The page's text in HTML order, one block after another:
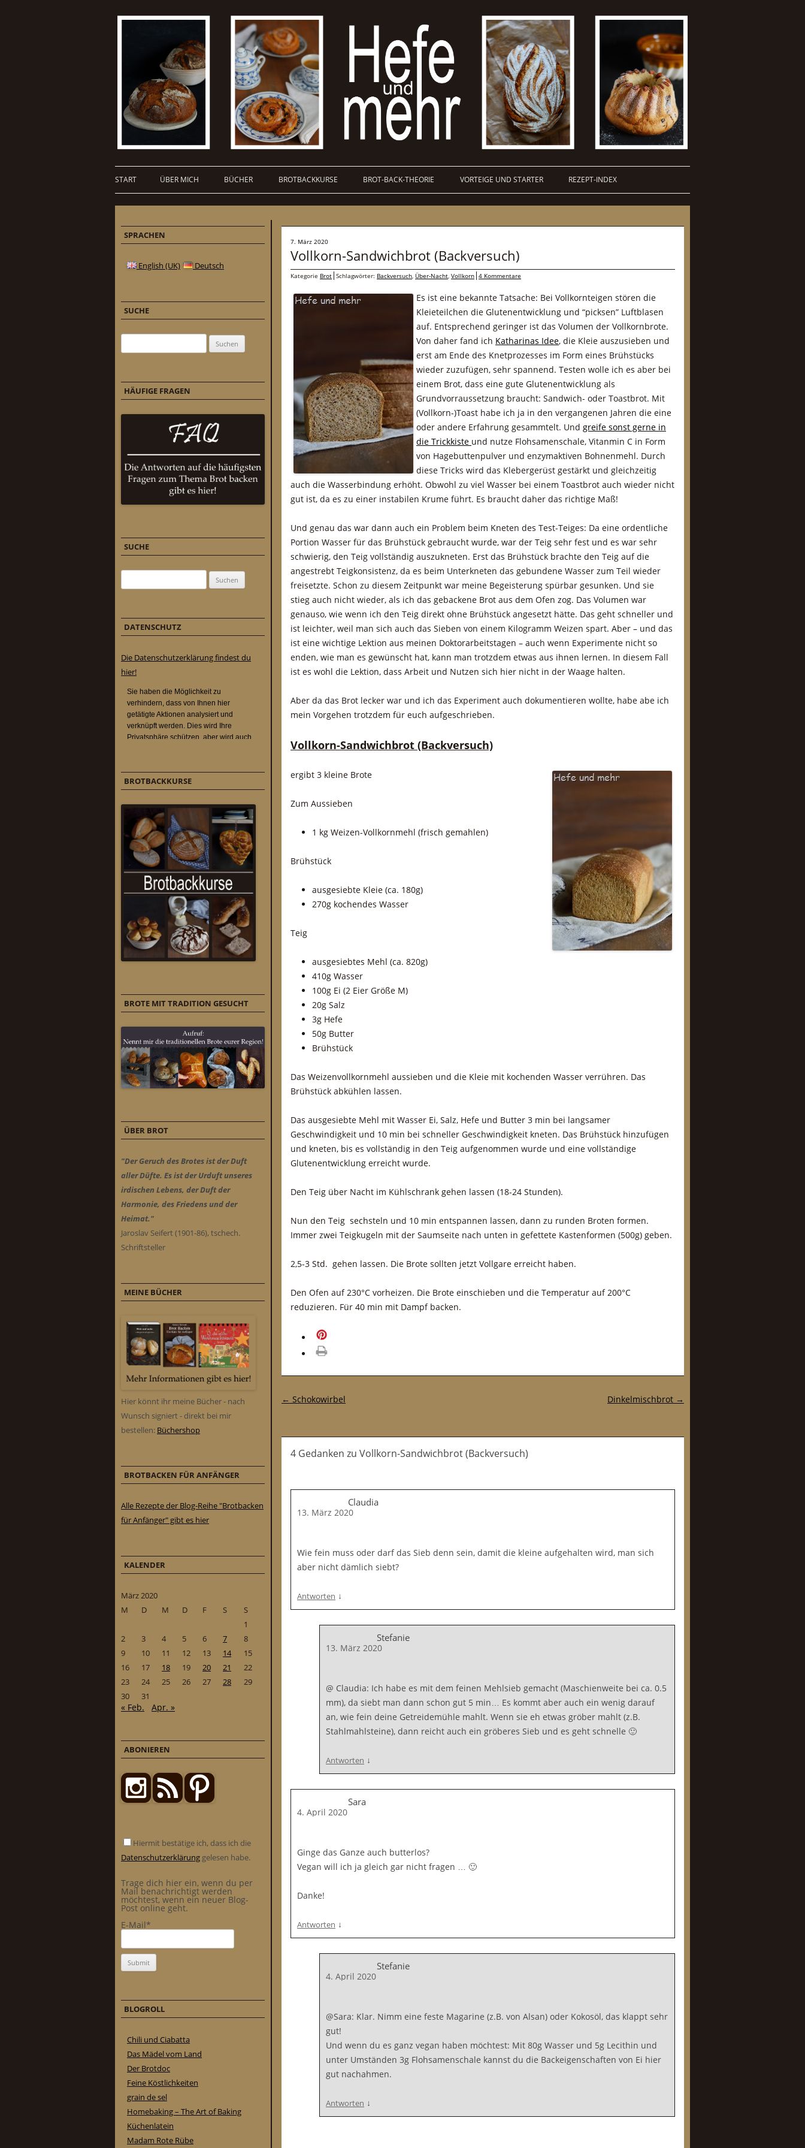
START ÜBER MICH BÜCHER BROTBACKKURSE BROT-BACK-THEORIE VORTEIGE UND STARTER REZEPT-INDEX
7. März 2020
Vollkorn-Sandwichbrot (Backversuch)
Kategorie Brot Schlagwörter: Backversuch, Über-Nacht, Vollkorn 4 Kommentare
Es ist eine bekannte Tatsache: Bei Vollkornteigen stören die
Kleieteilchen die Glutenentwicklung und “picksen” Luftblasen
auf. Entsprechend geringer ist das Volumen der Vollkornbrote.
Von daher fand ich Katharinas Idee, die Kleie auszusieben und
erst am Ende des Knetprozesses im Form eines Brühstücks
wieder zuzufügen, sehr spannend. Testen wolle ich es aber bei
einem Brot, dass eine gute Glutenentwicklung als
Grundvorraussetzung braucht: Sandwich- oder Toastbrot. Mit
(Vollkorn-)Toast habe ich ja in den vergangenen Jahren die eine
oder andere Erfahrung gesammtelt. Und greife sonst gerne in
die Trickkiste und nutze Flohsamenschale, Vitanmin C in Form
von Hagebuttenpulver und enzymaktiven Bohnenmehl. Durch
diese Tricks wird das Klebergerüst gestärkt und gleichzeitig
auch die Wasserbindung erhöht. Obwohl zu viel Wasser bei einem Toastbrot auch wieder nicht
gut ist, da es zu einer instabilen Krume führt. Es braucht daher das richtige Maß!
Und genau das war dann auch ein Problem beim Kneten des Test-Teiges: Da eine ordentliche
Portion Wasser für das Brühstück gebraucht wurde, war der Teig sehr fest und es war sehr
schwierig, den Teig vollständig auszukneten. Erst das Brühstück brachte den Teig auf die
angestrebt Teigkonsistenz, da es beim Unterkneten das gebundene Wasser zum Teil wieder
freisetzte. Schon zu diesem Zeitpunkt war meine Begeisterung spürbar gesunken. Und sie
stieg auch nicht wieder, als ich das gebackene Brot aus dem Ofen zog. Das Volumen war
genauso, wie wenn ich den Teig direkt ohne Brühstück angesetzt hätte. Das geht schneller und
ist leichter, weil man sich auch das Sieben von einem Kilogramm Weizen spart. Aber – und das
ist eine wichtige Lektion aus meinen Doktorarbeitstagen – auch wenn Experimente nicht so
enden, wie man es gewünscht hat, kann man trotzdem etwas aus ihnen lernen. In diesem Fall
ist es wohl die Lektion, dass Arbeit und Nutzen sich hier nicht in der Waage halten.
Aber da das Brot lecker war und ich das Experiment auch dokumentieren wollte, habe abe ich
mein Vorgehen trotzdem für euch aufgeschrieben.
Vollkorn-Sandwichbrot (Backversuch)
ergibt 3 kleine Brote
Zum Aussieben
1 kg Weizen-Vollkornmehl (frisch gemahlen)
Brühstück
ausgesiebte Kleie (ca. 180g)
270g kochendes Wasser
Teig
ausgesiebtes Mehl (ca. 820g)
410g Wasser
100g Ei (2 Eier Größe M)
20g Salz
3g Hefe
50g Butter
Brühstück
Das Weizenvollkornmehl aussieben und die Kleie mit kochenden Wasser verrühren. Das
Brühstück abkühlen lassen.
Das ausgesiebte Mehl mit Wasser Ei, Salz, Hefe und Butter 3 min bei langsamer
Geschwindigkeit und 10 min bei schneller Geschwindigkeit kneten. Das Brühstück hinzufügen
und kneten, bis es vollständig in den Teig aufgenommen wurde und eine vollständige
Glutenentwicklung erreicht wurde.
Den Teig über Nacht im Kühlschrank gehen lassen (18-24 Stunden).
Nun den Teig sechsteln und 10 min entspannen lassen, dann zu runden Broten formen.
Immer zwei Teigkugeln mit der Saumseite nach unten in gefettete Kastenformen (500g) geben.
2,5-3 Std. gehen lassen. Die Brote sollten jetzt Vollgare erreicht haben.
Den Ofen auf 230°C vorheizen. Die Brote einschieben und die Temperatur auf 200°C
reduzieren. Für 40 min mit Dampf backen.
Post-Navigation
← Schokowirbel Dinkelmischbrot →
4 Gedanken zu Vollkorn-Sandwichbrot (Backversuch)
Claudia
13. März 2020
Wie fein muss oder darf das Sieb denn sein, damit die kleine aufgehalten wird, man sich
aber nicht dämlich siebt?
Antworten ↓
Stefanie
13. März 2020
@ Claudia: Ich habe es mit dem feinen Mehlsieb gemacht (Maschienweite bei ca. 0.5
mm), da siebt man dann schon gut 5 min… Es kommt aber auch ein wenig darauf
an, wie fein deine Getreidemühle mahlt. Wenn sie eh etwas gröber mahlt (z.B.
Stahlmahlsteine), dann reicht auch ein gröberes Sieb und es geht schnelle 🙂
Antworten ↓
Sara
4. April 2020
Ginge das Ganze auch butterlos?
Vegan will ich ja gleich gar nicht fragen … 🙂
Danke!
Antworten ↓
Stefanie
4. April 2020
@Sara: Klar. Nimm eine feste Magarine (z.B. von Alsan) oder Kokosöl, das klappt sehr
gut!
Und wenn du es ganz vegan haben möchtest: Mit 80g Wasser und 5g Lecithin und
unter Umständen 3g Flohsamenschale kannst du die Backeigenschaften von Ei hier
gut nachahmen.
Antworten ↓
SPRACHEN
English (UK) Deutsch
SUCHE
HÄUFIGE FRAGEN
SUCHE
DATENSCHUTZ
Die Datenschutzerklärung findest du
hier!
BROTBACKKURSE
BROTE MIT TRADITION GESUCHT
ÜBER BROT
"Der Geruch des Brotes ist der Duft
aller Düfte. Es ist der Urduft unseres
irdischen Lebens, der Duft der
Harmonie, des Friedens und der
Heimat."
Jaroslav Seifert (1901-86), tschech.
Schriftsteller
MEINE BÜCHER
Hier könnt ihr meine Bücher - nach
Wunsch signiert - direkt bei mir
bestellen: Büchershop
BROTBACKEN FÜR ANFÄNGER
Alle Rezepte der Blog-Reihe "Brotbacken
für Anfänger" gibt es hier
KALENDER
März 2020
M
D M D F S
S
1
2
3 4 5 6 7
8
9
10 11 12 13 14
15
16
17 18 19 20 21
22
23
24 25 26 27 28
29
30
31
« Feb. Apr. »
ABONIEREN
Hiermit bestätige ich, dass ich die
Datenschutzerklärung gelesen habe.
Trage dich hier ein, wenn du per
Mail benachrichtigt werden
möchtest, wenn ein neuer Blog-
Post online geht.
E-Mail*
BLOGROLL
Chili und Ciabatta
Das Mädel vom Land
Der Brotdoc
Feine Köstlichkeiten
grain de sel
Homebaking – The Art of Baking
Küchenlatein
Madam Rote Rübe